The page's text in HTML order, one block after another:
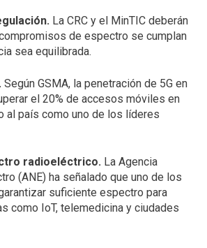
La CRC y el MinTIC deberán
de espectro se cumplan
sea equilibrada.
Según GSMA, la penetración de 5G en
el 20% de accesos móviles en
al país como uno de los líderes
radioeléctrico. La Agencia
(ANE) ha señalado que uno de los
suficiente espectro para
como IoT, telemedicina y ciudades